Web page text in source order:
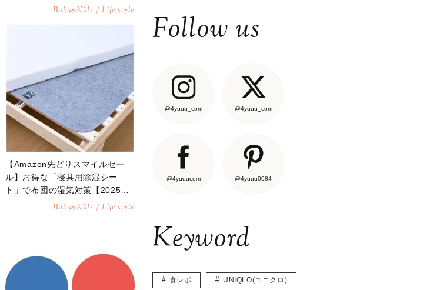
Baby&Kids / Life style
【Amazon先どりスマイルセー
ル】お得な「寝具用除湿シー
ト」で布団の湿気対策【2025年5
Baby&Kids / Life style
Follow us
@4yuuu_com @4yuuu_com
@4yuuucom @4yuuu0084
Keyword
食レポ UNIQLO(ユニクロ)